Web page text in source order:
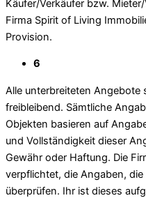
Käufer/Verkäufer bzw.
Firma Spirit of Living
Provision.
6
Alle unterbreiteten Angebote
freibleibend. Sämtliche
Objekten basieren auf
und Vollständigkeit dieser
Gewähr oder Haftung. Die
verpflichtet, die Angaben,
überprüfen. Ihr ist dieses